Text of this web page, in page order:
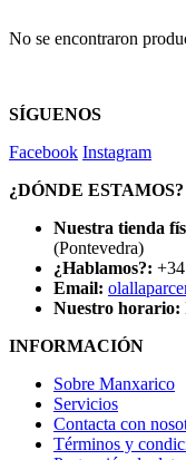
No se encontraron
SÍGUENOS
Facebook Instagram
¿DÓNDE ESTAMOS?
Nuestra tienda
(Pontevedra)
¿Hablamos?:
Email:
Nuestro horario:
INFORMACIÓN
Sobre Manxarico
Servicios
Contacta con
Términos y